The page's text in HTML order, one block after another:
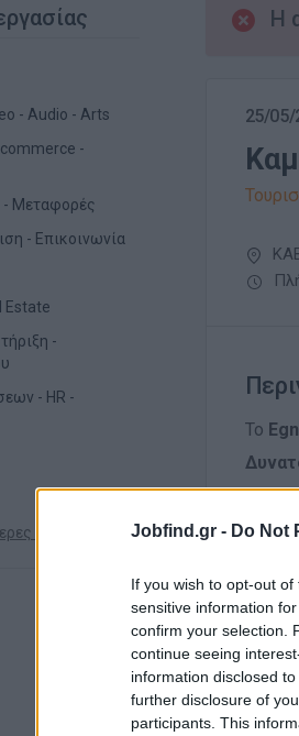
Jobfind.gr - Do Not
If you wish to opt-out
sensitive information
confirm your selection.
continue seeing
information disclosed
further disclosure of
participants. This
- Audio - Arts
-
- Μεταφορές
- Επικοινωνία
Estate
-
- HR -
κατηγορίες +
Η
25/05/
Το
Να
Να
Να
Να
Να